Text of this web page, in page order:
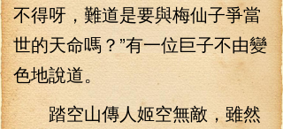
不得呀，難道是要與梅仙子爭當
世的天命嗎？”有一位巨子不由變
色地說道。
踏空山傳人姬空無敵，雖然